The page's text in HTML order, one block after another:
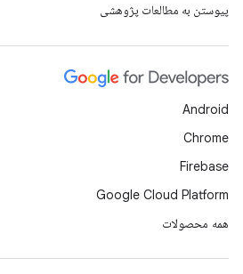
پیوستن به مطالعات پژوهشی
Android
Chrome
Firebase
Google Cloud Platform
همه محصولات